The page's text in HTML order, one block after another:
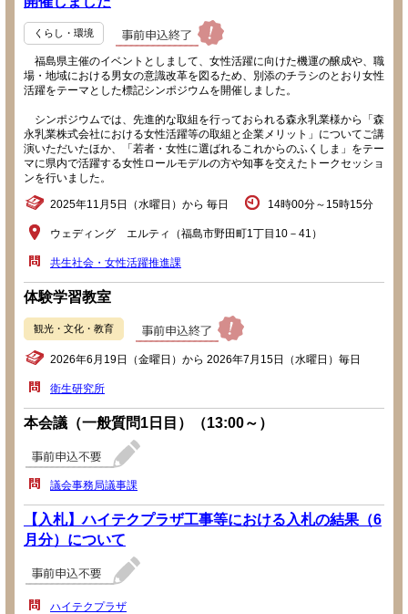
くらし・環境
福島県主催のイベントとしまして、女性活躍に向けた機運の醸成や、職
場・地域における男女の意識改革を図るため、別添のチラシのとおり女性
活躍をテーマとした標記シンポジウムを開催しました。
シンポジウムでは、先進的な取組を行っておられる森永乳業様から「森
永乳業株式会社における女性活躍等の取組と企業メリット」についてご講
演いただいたほか、「若者・女性に選ばれるこれからのふくしま」をテー
マに県内で活躍する女性ロールモデルの方や知事を交えたトークセッショ
ンを行いました。
2025年11月5日（水曜日）から 毎日 14時00分～15時15分
ウェディング エルティ（福島市野田町1丁目10－41）
共生社会・女性活躍推進課
体験学習教室
観光・文化・教育
2026年6月19日（金曜日）から 2026年7月15日（水曜日）毎日
衛生研究所
本会議（一般質問1日目）（13:00～）
議会事務局議事課
【入札】ハイテクプラザ工事等における入札の結果（6
月分）について
ハイテクプラザ